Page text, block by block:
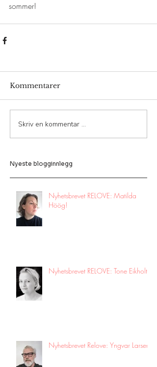
sommer!
Kommentarer
Skriv en kommentar …
Nyeste blogginnlegg
Nyhetsbrevet RELOVE: Matilda
Höög!
Nyhetsbrevet RELOVE: Tone Eikholt!
Nyhetsbrevet Relove: Yngvar Larsen!